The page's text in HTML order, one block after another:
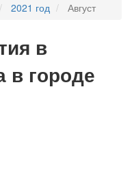
2021 год Август
в
в городе